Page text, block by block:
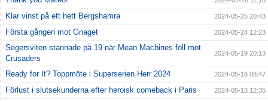
Klar vinst på ett hett Bergshamra 2024-05-25 20:43
Första gången mot Gnaget 2024-05-24 12:23
Segersviten stannade på 19 när Mean Machines föll mot
Crusaders
2024-05-19 20:13
Ready for It? Toppmöte i Superserien Herr 2024 2024-05-16 08:47
Förlust i slutsekunderna efter heroisk comeback i Paris 2024-05-13 12:35